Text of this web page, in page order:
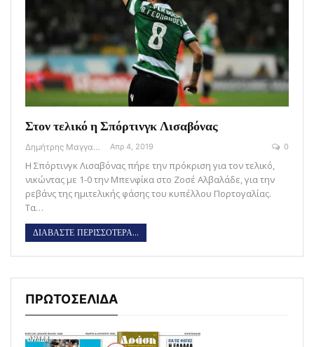
Στον τελικό η Σπόρτινγκ Λισαβόνας
Δημήτρης Μαγγανάρης Απρ 4, 2019 0
Η Σπόρτινγκ Λισαβόνας πήρε την πρόκριση για τον τελικό,
νικώντας με 1-0 την Μπενφίκα στο Ζοσέ Αλβαλάδε, για την
ρεβάνς της ημιτελικής φάσης του κυπέλλου Πορτογαλίας.
Τα…
ΔΙΑΒΑΣΤΕ ΠΕΡΙΣΣΟΤΕΡΑ...
ΠΡΩΤΟΣΕΛΙΔΑ